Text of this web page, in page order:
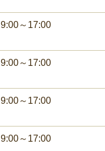
9:00～17:00
9:00～17:00
9:00～17:00
9:00～17:00